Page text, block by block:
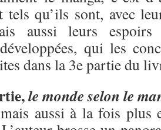
tels qu’ils sont, avec
aussi leurs
qui les
dans la 3e partie du
le monde selon le
aussi à la fois plus